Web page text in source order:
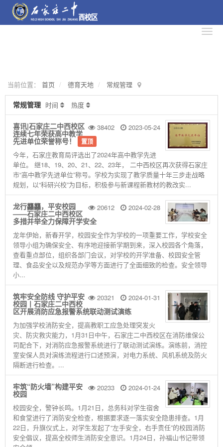
当前位置： 首页 德育天地 常规管理
常规管理 时间 热度
38402 2023-05-24
喜讯|石家庄二中西校区
连续七年荣获高中教学
先进单位荣誉称号！ 置顶
今年，石家庄教育局评选出了2024年高中教学先进
单位。 继18、19、20、21、22、23年， 二中西校区再次获得石家庄
市“高中教学先进单位”称号。学校为实现了教学质量十年三步走战略
规划，以“科研兴校”为目标，积极参与新课程新教材的教改实...
20612 2024-02-28
龙行龘龘，平安校园
——石家庄二中西校区
多措并举全力保障开学安全
龙年伊始，新春开学，校园安全作为学校的一项重要工作，学校安全
领导小组为确保安全、有序地迎接新学期到来，深入校园各个角落，
查看重点部位，组织各部门会议，对学校的开学准备、校园安全管
理、食品安全以及规范办学等方面进行了全面细致的检查。安全领导
小...
20321 2024-01-31
筑牢安全防线 守护平安
校园丨石家庄二中西校
区开展消防应急报警系统联动测试演练
为加强学校消防安全，提高教职工应急处理突发火
灾、防灾救灾能力，1月31日中午，石家庄二中西校区在消防维保公
司配合下，对消防应急报警系统进行了联动测试演练。演练前，消控
室安保人员对演练流程进行口述预演，对电力系统、风机系统及防火
隔断进行检查。...
20233 2024-01-24
牢筑“防火墙”构建平安
校园
校园安全，警钟长鸣。1月21日，总务科对学生宿舍
和食堂进行了消防安全检查，根据要求逐一落实安全隐患排查。1月
22日，升旗仪式上，对学生发起了“左手安全，右手责任”的校园消防
安全倡议，提高全校师生消防安全意识。1月24日，孙福山书记带领